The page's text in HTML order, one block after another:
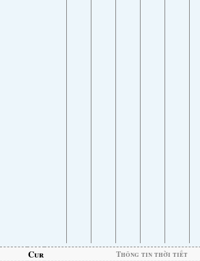
Cur Thông tin thời tiết